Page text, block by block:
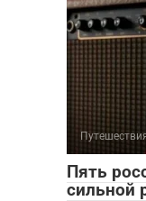
Пять
сильной